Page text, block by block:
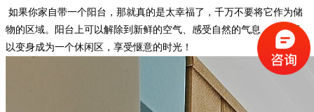
如果你家自带一个阳台，那就真的是太幸福了，千万不要将它作为储
物的区域。阳台上可以解除到新鲜的空气、感受自然的气息，所以可
以变身成为一个休闲区，享受惬意的时光！